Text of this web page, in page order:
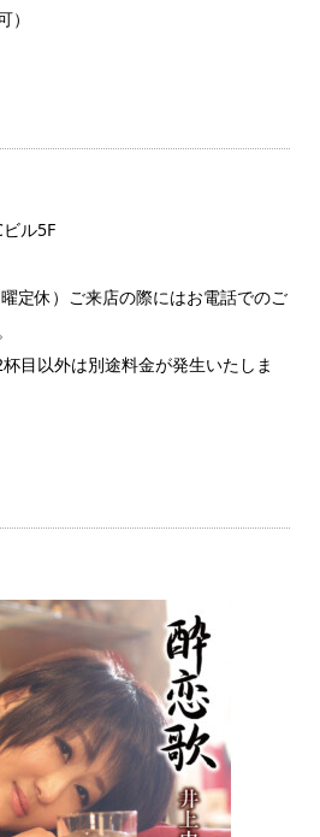
ル5F
定休）ご来店の際にはお電話でのご
目以外は別途料金が発生いたしま